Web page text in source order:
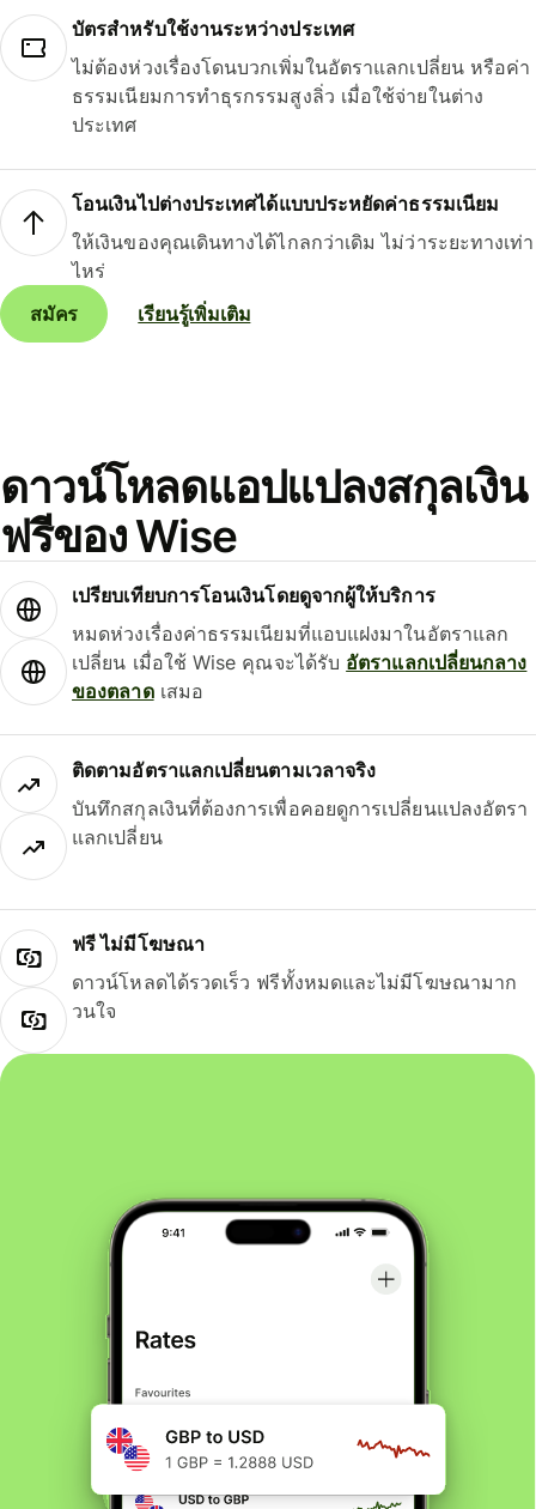
บัตรสำหรับใช้งานระหว่างประเทศ
ไม่ต้องห่วงเรื่องโดนบวกเพิ่มในอัตราแลกเปลี่ยน หรือค่า
ธรรมเนียมการทำธุรกรรมสูงลิ่ว เมื่อใช้จ่ายในต่าง
ประเทศ
โอนเงินไปต่างประเทศได้แบบประหยัดค่าธรรมเนียม
ให้เงินของคุณเดินทางได้ไกลกว่าเดิม ไม่ว่าระยะทางเท่า
ไหร่
สมัคร
เรียนรู้เพิ่มเติม
ดาวน์โหลดแอปแปลงสกุลเงิน
ฟรีของ Wise
เปรียบเทียบการโอนเงินโดยดูจากผู้ให้บริการ
หมดห่วงเรื่องค่าธรรมเนียมที่แอบแฝงมาในอัตราแลก
เปลี่ยน เมื่อใช้ Wise คุณจะได้รับ อัตราแลกเปลี่ยนกลาง
ของตลาดเสมอ
ติดตามอัตราแลกเปลี่ยนตามเวลาจริง
บันทึกสกุลเงินที่ต้องการเพื่อคอยดูการเปลี่ยนแปลงอัตรา
แลกเปลี่ยน
ฟรี ไม่มีโฆษณา
ดาวน์โหลดได้รวดเร็ว ฟรีทั้งหมดและไม่มีโฆษณามาก
วนใจ